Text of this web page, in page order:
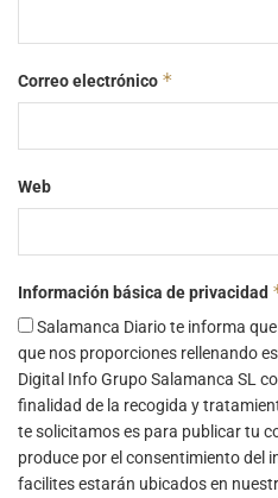
Correo electrónico *
Web
Información básica de privacidad
Salamanca Diario te informa
que nos proporciones rellenando
Digital Info Grupo Salamanca SL
finalidad de la recogida y
te solicitamos es para publicar tu
produce por el consentimiento del
facilites estarán ubicados en